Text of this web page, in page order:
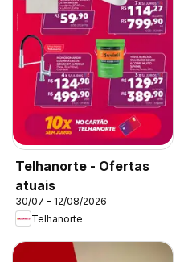
Telhanorte - Ofertas
atuais
30/07 - 12/08/2026
Telhanorte